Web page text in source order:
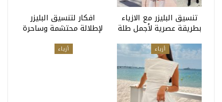
تنسيق البليزر مع الازياء
بطريقة عصرية لأجمل طلة
افكار لتنسيق البليزر
لإطلالة محتشمة وساحرة
أزياء أزياء